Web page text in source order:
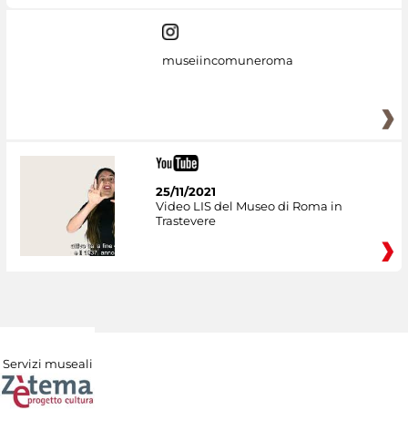
museiincomuneroma
25/11/2021
Video LIS del Museo di Roma in
Trastevere
Servizi museali